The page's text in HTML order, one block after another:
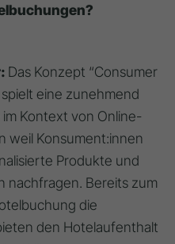
Das Konzept “Consumer
eine zunehmend
Kontext von Online-
weil Konsument:innen
Produkte und
nachfragen. Bereits zum
die
den Hotelaufenthalt